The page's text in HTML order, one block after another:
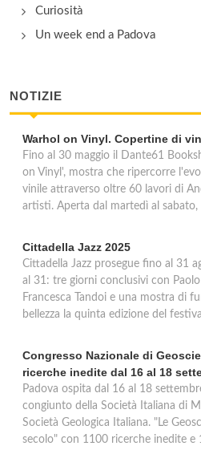
Curiosità
Un week end a Padova
NOTIZIE
Warhol on Vinyl. Copertine di
Fino al 30 maggio il Dante61
on Vinyl', mostra che ripercorre
vinile attraverso oltre 60 lavori di
artisti. Aperta dal martedì al sabato,
Cittadella Jazz 2025
Cittadella Jazz prosegue fino al 31
al 31: tre giorni conclusivi con
Francesca Tandoi e una mostra di
bellezza la quinta edizione del
Congresso Nazionale di
ricerche inedite dal 16 al 18
Padova ospita dal 16 al 18
congiunto della Società Italiana di
Società Geologica Italiana. "Le
secolo" con 1100 ricerche inedite e